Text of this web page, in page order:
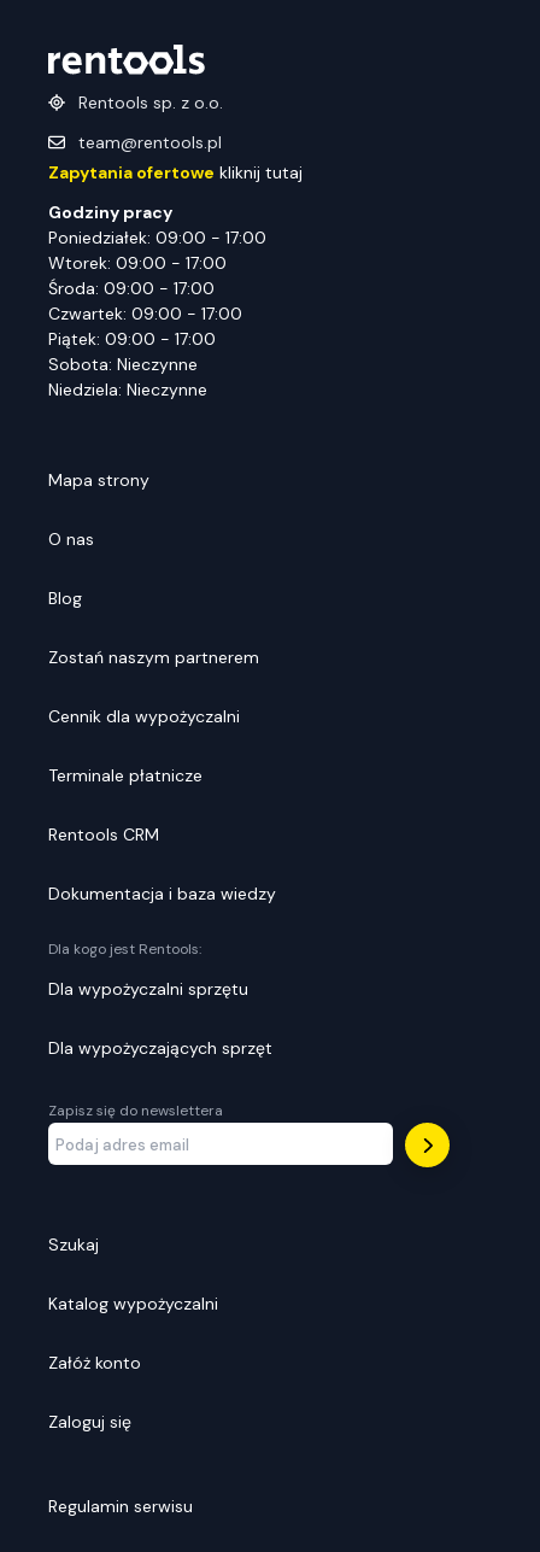
Rentools sp. z o.o.
team@rentools.pl
Zapytania ofertowe kliknij tutaj
Godziny pracy
Poniedziałek: 09:00 - 17:00
Wtorek: 09:00 - 17:00
Środa: 09:00 - 17:00
Czwartek: 09:00 - 17:00
Piątek: 09:00 - 17:00
Sobota: Nieczynne
Niedziela: Nieczynne
Mapa strony
O nas
Blog
Zostań naszym partnerem
Cennik dla wypożyczalni
Terminale płatnicze
Rentools CRM
Dokumentacja i baza wiedzy
Dla kogo jest Rentools:
Dla wypożyczalni sprzętu
Dla wypożyczających sprzęt
Zapisz się do newslettera
Szukaj
Katalog wypożyczalni
Załóż konto
Zaloguj się
Regulamin serwisu